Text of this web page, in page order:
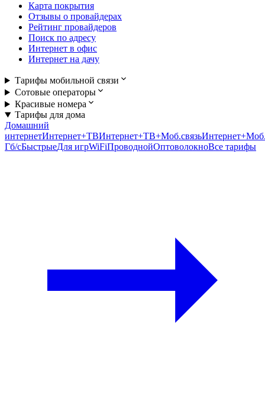
Карта покрытия
Отзывы о провайдерах
Рейтинг провайдеров
Поиск по адресу
Интернет в офис
Интернет на дачу
Тарифы мобильной связи
Сотовые операторы
Красивые номера
Тарифы для дома
Домашний
интернетИнтернет+ТВИнтернет+ТВ+Моб.связь
Гб/cБыстрыеДля игрWiFiПроводнойОптоволокноВсе тарифы